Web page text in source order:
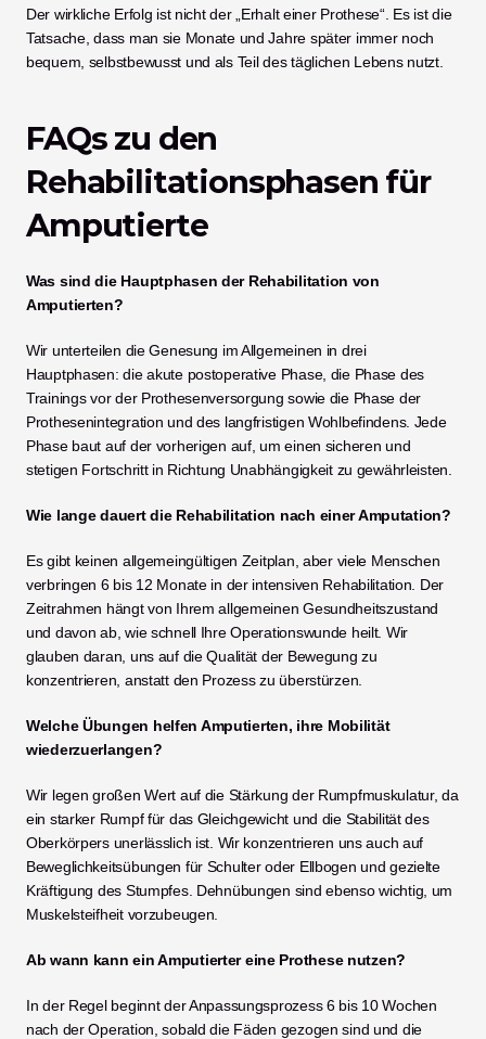
Der wirkliche Erfolg ist nicht der „Erhalt einer Prothese“. Es ist die
Tatsache, dass man sie Monate und Jahre später immer noch
bequem, selbstbewusst und als Teil des täglichen Lebens nutzt.
FAQs zu den
Rehabilitationsphasen für
Amputierte
Was sind die Hauptphasen der Rehabilitation von
Amputierten?
Wir unterteilen die Genesung im Allgemeinen in drei
Hauptphasen: die akute postoperative Phase, die Phase des
Trainings vor der Prothesenversorgung sowie die Phase der
Prothesenintegration und des langfristigen Wohlbefindens. Jede
Phase baut auf der vorherigen auf, um einen sicheren und
stetigen Fortschritt in Richtung Unabhängigkeit zu gewährleisten.
Wie lange dauert die Rehabilitation nach einer Amputation?
Es gibt keinen allgemeingültigen Zeitplan, aber viele Menschen
verbringen 6 bis 12 Monate in der intensiven Rehabilitation. Der
Zeitrahmen hängt von Ihrem allgemeinen Gesundheitszustand
und davon ab, wie schnell Ihre Operationswunde heilt. Wir
glauben daran, uns auf die Qualität der Bewegung zu
konzentrieren, anstatt den Prozess zu überstürzen.
Welche Übungen helfen Amputierten, ihre Mobilität
wiederzuerlangen?
Wir legen großen Wert auf die Stärkung der Rumpfmuskulatur, da
ein starker Rumpf für das Gleichgewicht und die Stabilität des
Oberkörpers unerlässlich ist. Wir konzentrieren uns auch auf
Beweglichkeitsübungen für Schulter oder Ellbogen und gezielte
Kräftigung des Stumpfes. Dehnübungen sind ebenso wichtig, um
Muskelsteifheit vorzubeugen.
Ab wann kann ein Amputierter eine Prothese nutzen?
In der Regel beginnt der Anpassungsprozess 6 bis 10 Wochen
nach der Operation, sobald die Fäden gezogen sind und die